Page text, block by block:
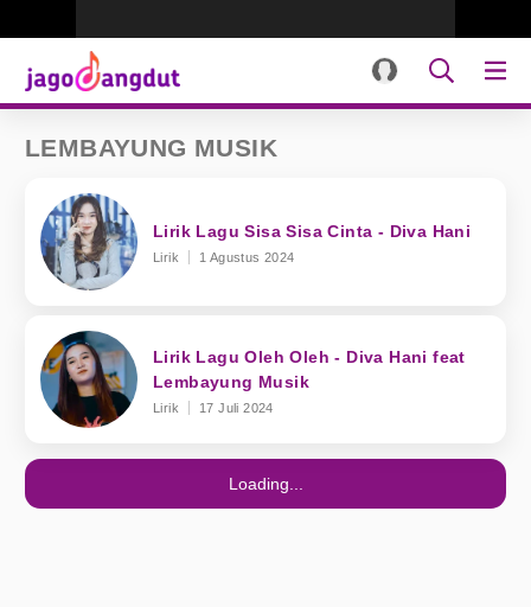
LEMBAYUNG MUSIK
Lirik Lagu Sisa Sisa Cinta - Diva Hani
Lirik 1 Agustus 2024
Lirik Lagu Oleh Oleh - Diva Hani feat
Lembayung Musik
Lirik 17 Juli 2024
Loading...